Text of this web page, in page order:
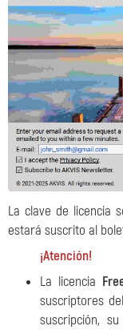
La clave de licencia
estará suscrito al
¡Atención!
La licencia
suscriptores
suscripción,